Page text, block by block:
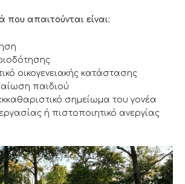
που απαιτούνται είναι:
οικογενειακής κατάστασης
παιδιού
σημείωμα του γονέα
ή πιστοποιητικό ανεργίας